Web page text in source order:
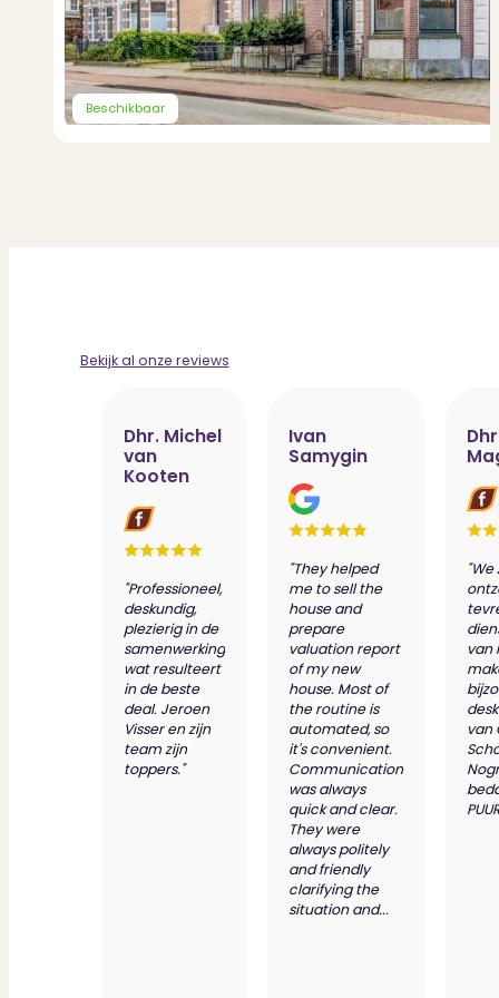
Beschikbaar
Bekijk al onze reviews
Dhr. Michel
van
Kooten
"Professioneel,
deskundig,
plezierig in de
samenwerking
wat resulteert
in de beste
deal. Jeroen
Visser en zijn
team zijn
toppers."
Ivan
Samygin
"They helped
me to sell the
house and
prepare
valuation report
of my new
house. Most of
the routine is
automated, so
it's convenient.
Communication
was always
quick and clear.
They were
always politely
and friendly
clarifying the
situation and...
"We
van
van